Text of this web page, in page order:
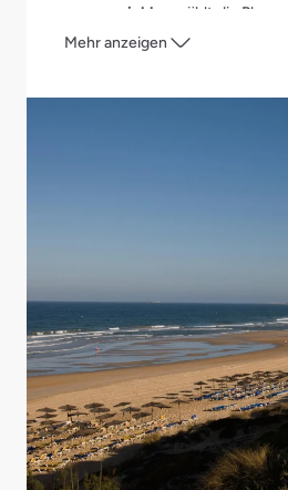
erreichbar
, zählt die
und schönsten Stränden
seiner Beliebtheit bei
und hat sich seinen
Felsformationenaus.
Küstenabschnitt zählt bei
ebenfalls zu Andalusiens
der zurBadesaison von
Besucher mit
idyllische Bucht lockt.
um diesen Traumstrand zu
Aldiana Club Andalusien
,
Mehr anzeigen